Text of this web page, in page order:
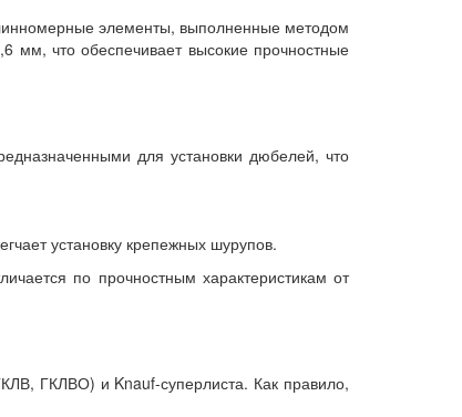
элементы, выполненные методом
мм, что обеспечивает высокие прочностные
для установки дюбелей, что
установку крепежных шурупов.
по прочностным характеристикам от
ГКЛВО) и Knauf-суперлиста. Как правило,